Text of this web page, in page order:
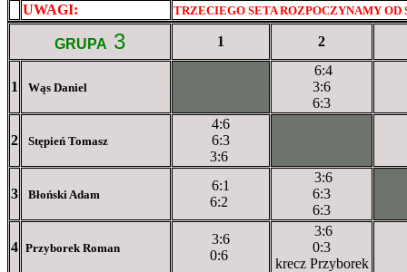
UWAGI:
TRZECIEGO SETA ROZPOCZYNAMY OD
GRUPA 3 1 2
1 Wąs Daniel
6:4
3:6
6:3
2 Stępień Tomasz
4:6
6:3
3:6
3 Błoński Adam
6:1
6:2
3:6
6:3
6:3
4 Przyborek Roman
3:6
0:6
3:6
0:3
krecz Przyborek